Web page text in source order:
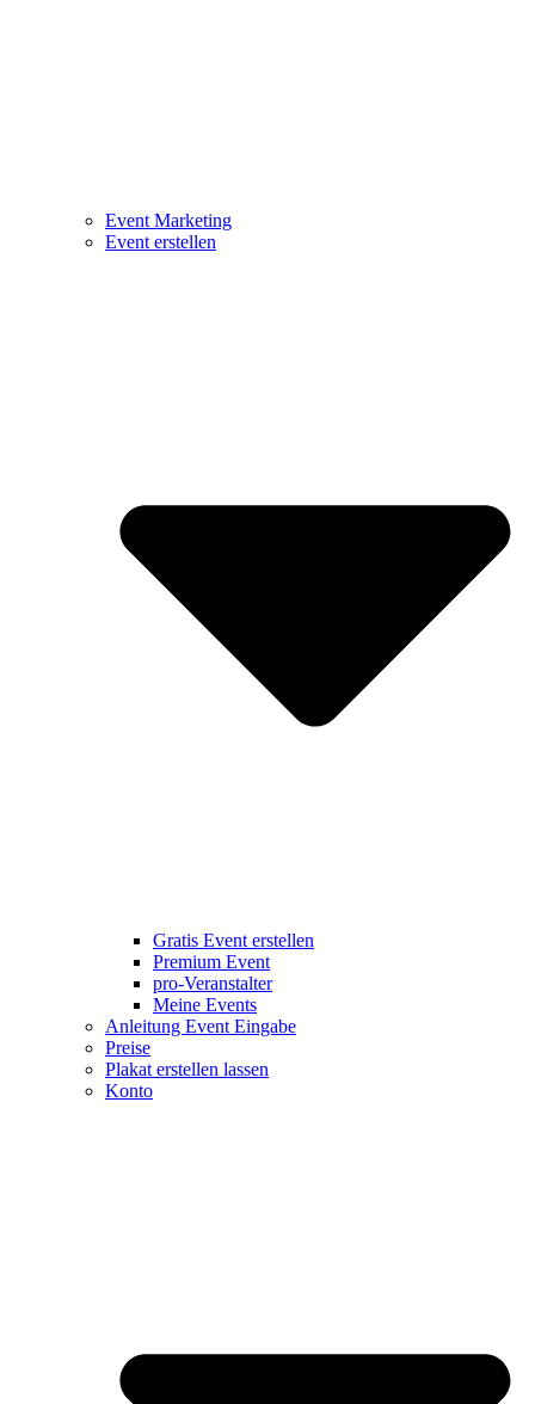
Event Marketing
Event erstellen
Gratis Event erstellen
Premium Event
pro-Veranstalter
Meine Events
Anleitung Event Eingabe
Preise
Plakat erstellen lassen
Konto